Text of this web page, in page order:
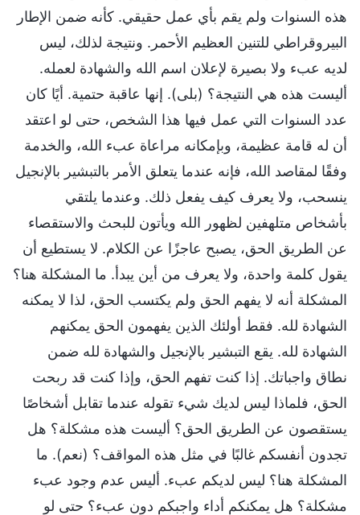
هذه السنوات ولم يقم بأي عمل حقيقي. كأنه ضمن الإطار
البيروقراطي للتنين العظيم الأحمر. ونتيجة لذلك، ليس
لديه عبء ولا بصيرة لإعلان اسم الله والشهادة لعمله.
أليست هذه هي النتيجة؟ (بلى). إنها عاقبة حتمية. أيًا كان
عدد السنوات التي عمل فيها هذا الشخص، حتى لو اعتقد
أن له قامة عظيمة، وبإمكانه مراعاة عبء الله، والخدمة
وفقًا لمقاصد الله، فإنه عندما يتعلق الأمر بالتبشير بالإنجيل
ينسحب، ولا يعرف كيف يفعل ذلك. وعندما يلتقي
بأشخاص متلهفين لظهور الله ويأتون للبحث والاستقصاء
عن الطريق الحق، يصبح عاجزًا عن الكلام. لا يستطيع أن
يقول كلمة واحدة، ولا يعرف من أين يبدأ. ما المشكلة هنا؟
المشكلة أنه لا يفهم الحق ولم يكتسب الحق، لذا لا يمكنه
الشهادة لله. فقط أولئك الذين يفهمون الحق يمكنهم
الشهادة لله. يقع التبشير بالإنجيل والشهادة لله ضمن
نطاق واجباتك. إذا كنت تفهم الحق، وإذا كنت قد ربحت
الحق، فلماذا ليس لديك شيء تقوله عندما تقابل أشخاصًا
يستقصون عن الطريق الحق؟ أليست هذه مشكلة؟ هل
تجدون أنفسكم غالبًا في مثل هذه المواقف؟ (نعم). ما
المشكلة هنا؟ ليس لديكم عبء. أليس عدم وجود عبء
مشكلة؟ هل يمكنكم أداء واجبكم دون عبء؟ حتى لو